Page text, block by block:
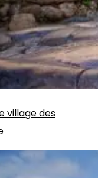
village des